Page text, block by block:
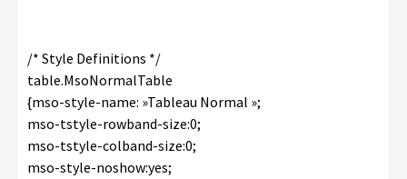
/* Style Definitions */
table.MsoNormalTable
{mso-style-name: »Tableau Normal »;
mso-tstyle-rowband-size:0;
mso-tstyle-colband-size:0;
mso-style-noshow:yes;